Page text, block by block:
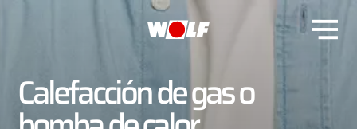
Calefacción de gas o